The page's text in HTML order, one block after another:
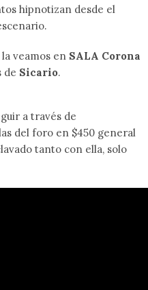
hipnotizan desde el
veamos en SALA Corona
de Sicario.
a través de
del foro en $450 general
tanto con ella, solo